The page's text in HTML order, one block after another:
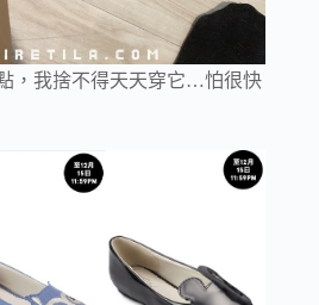
，我捨不得天天穿它…怕很快